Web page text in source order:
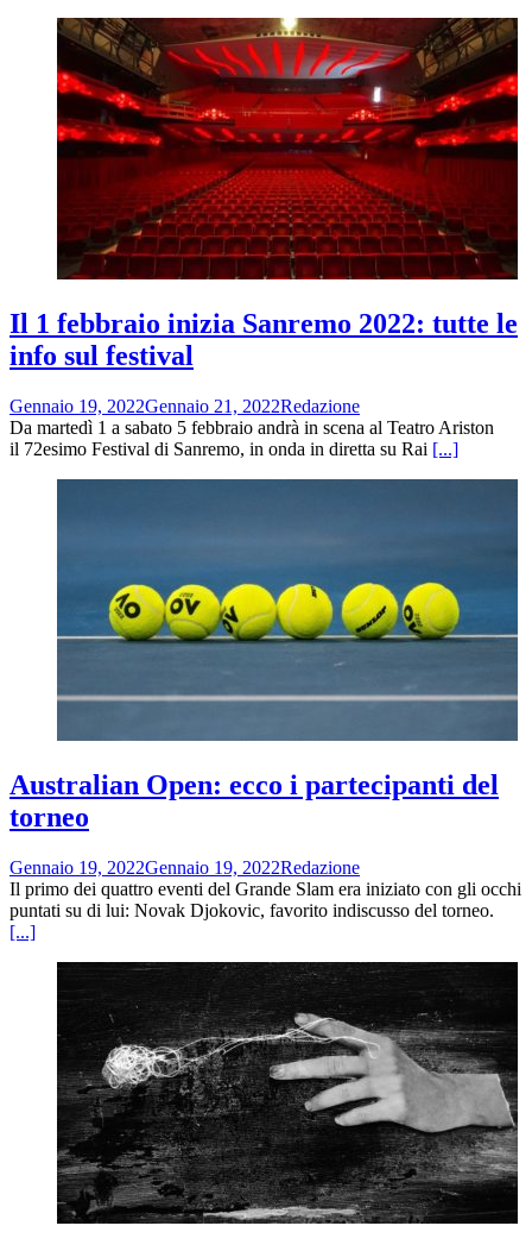
Il 1 febbraio inizia Sanremo 2022: tutte le
info sul festival
Gennaio 19, 2022Gennaio 21, 2022Redazione
Da martedì 1 a sabato 5 febbraio andrà in scena al Teatro Ariston
il 72esimo Festival di Sanremo, in onda in diretta su Rai [...]
Australian Open: ecco i partecipanti del
torneo
Gennaio 19, 2022Gennaio 19, 2022Redazione
Il primo dei quattro eventi del Grande Slam era iniziato con gli occhi
puntati su di lui: Novak Djokovic, favorito indiscusso del torneo.
[...]